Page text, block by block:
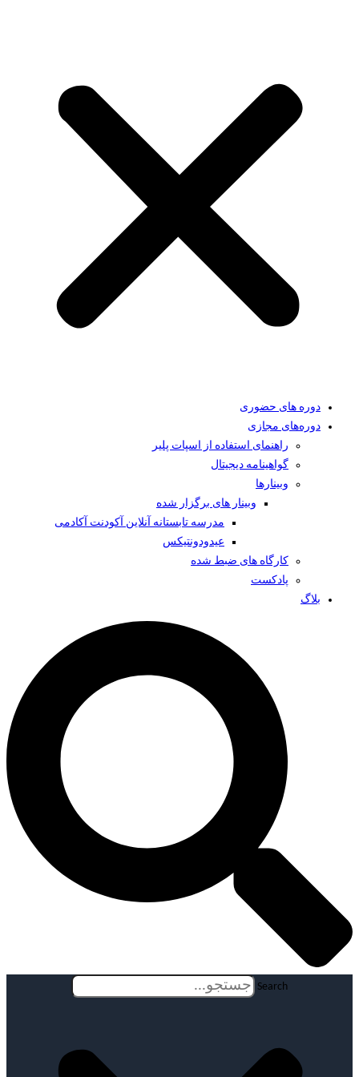
دوره های حضوری
دوره‌های مجازی
راهنمای استفاده از اسپات پلیر
گواهینامه دیجیتال
وبینار‌ها
وبینار های برگزار شده
مدرسه تابستانه آنلاین آکودنت آکادمی
عیدودونتیکس
کارگاه های ضبط شده
پادکست
بلاگ
Search